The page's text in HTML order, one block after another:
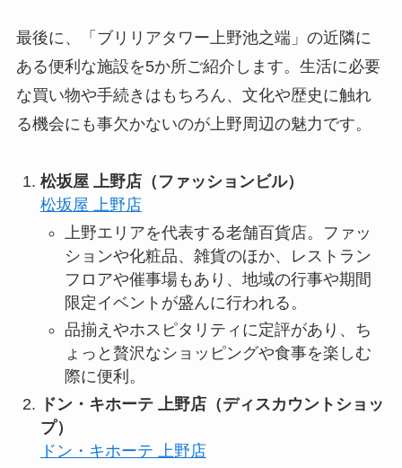
最後に、「ブリリアタワー上野池之端」の近隣に
ある便利な施設を5か所ご紹介します。生活に必要
な買い物や手続きはもちろん、文化や歴史に触れ
る機会にも事欠かないのが上野周辺の魅力です。
松坂屋 上野店（ファッションビル）
松坂屋 上野店
上野エリアを代表する老舗百貨店。ファッ
ションや化粧品、雑貨のほか、レストラン
フロアや催事場もあり、地域の行事や期間
限定イベントが盛んに行われる。
品揃えやホスピタリティに定評があり、ち
ょっと贅沢なショッピングや食事を楽しむ
際に便利。
ドン・キホーテ 上野店（ディスカウントショッ
プ）
ドン・キホーテ 上野店